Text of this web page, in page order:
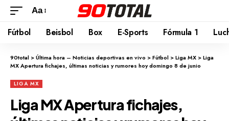
Aa
Fútbol Beisbol Box E-Sports Fórmula 1
90total >Última hora – Noticias deportivas en vivo >Fútbol >Liga MX >Liga
MX Apertura fichajes, últimas noticias y rumores hoy domingo 8 de junio
LIGA MX
Liga MX Apertura fichajes,